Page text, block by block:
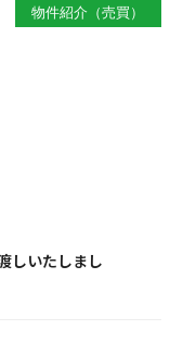
物件紹介（売買）
しいたしまし